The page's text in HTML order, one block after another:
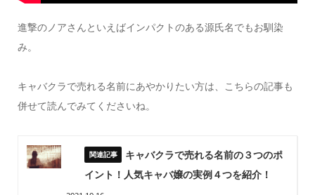
進撃のノアさんといえばインパクトのある源氏名でもお馴染
み。
キャバクラで売れる名前にあやかりたい方は、こちらの記事も
併せて読んでみてくださいね。
キャバクラで売れる名前の３つのポ
イント！人気キャバ嬢の実例４つを紹介！